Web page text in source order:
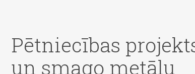
Pētniecības
un smago metālu